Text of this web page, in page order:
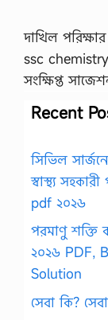
দাখিল
ssc
সংক্ষিপ্ত
Recent
সিভিল
স্বাস্থ্য
pdf ২০২৬
পরমাণু শক্তি
২০২৬ PDF,
Solution
সেবা কি?